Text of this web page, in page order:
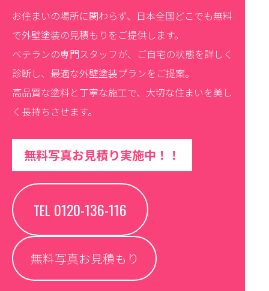
お住まいの場所に関わらず、日本全国どこでも無料
で外壁塗装の見積もりをご提供します。
ベテランの専門スタッフが、ご自宅の状態を詳しく
診断し、最適な外壁塗装プランをご提案。
高品質な塗料と丁寧な施工で、大切な住まいを美し
く長持ちさせます。
無料写真お見積り実施中！！
TEL 0120-136-116
無料写真お見積もり